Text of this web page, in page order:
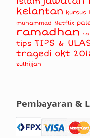
kelantan kursus
muhammad Netflix
ramadhan
tips TIPS &
tragedi okt
zulhijjah
Pembayaran &